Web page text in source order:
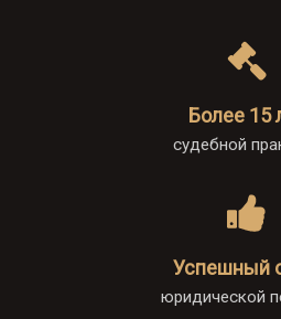
Более 15
судебной
Успешный
юридической